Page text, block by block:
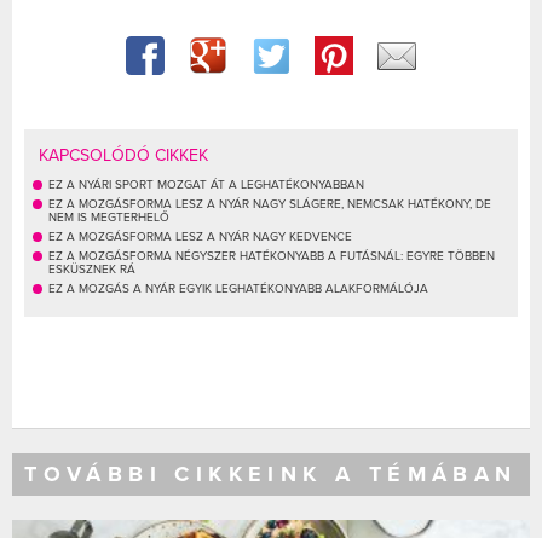
KAPCSOLÓDÓ CIKKEK
EZ A NYÁRI SPORT MOZGAT ÁT A LEGHATÉKONYABBAN
EZ A MOZGÁSFORMA LESZ A NYÁR NAGY SLÁGERE, NEMCSAK HATÉKONY, DE
NEM IS MEGTERHELŐ
EZ A MOZGÁSFORMA LESZ A NYÁR NAGY KEDVENCE
EZ A MOZGÁSFORMA NÉGYSZER HATÉKONYABB A FUTÁSNÁL: EGYRE TÖBBEN
ESKÜSZNEK RÁ
EZ A MOZGÁS A NYÁR EGYIK LEGHATÉKONYABB ALAKFORMÁLÓJA
TOVÁBBI CIKKEINK A TÉMÁBAN